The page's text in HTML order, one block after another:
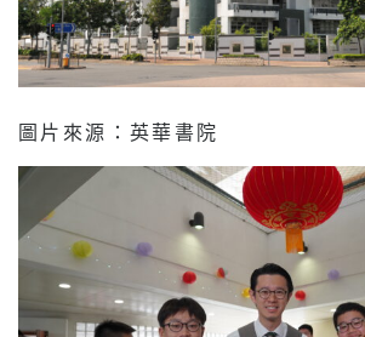
圖片來源：英華書院